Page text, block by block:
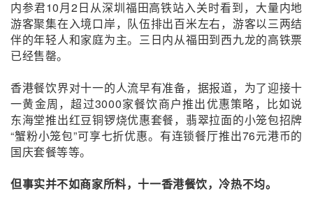
内参君10月2日从深圳福田高铁站入关时看到，大量内地
游客聚集在入境口岸，队伍排出百米左右，游客以三两结
伴的年轻人和家庭为主。三日内从福田到西九龙的高铁票
已经售罄。
香港餐饮界对十一的人流早有准备，据报道，为了迎接十
一黄金周，超过3000家餐饮商户推出优惠策略，比如说
东海堂推出红豆铜锣烧优惠套餐，翡翠拉面的小笼包招牌
“蟹粉小笼包”可享七折优惠。有连锁餐厅推出76元港币的
国庆套餐等等。
但事实并不如商家所料，十一香港餐饮，冷热不均。